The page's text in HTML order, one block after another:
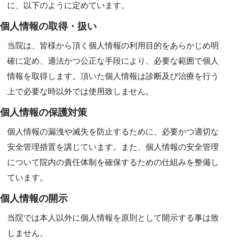
に、以下のように定めています。
個人情報の取得・扱い
当院は、皆様から頂く個人情報の利用目的をあらかじめ明
確に定め、適法かつ公正な手段により、必要な範囲で個人
情報を取得します。頂いた個人情報は診断及び治療を行う
上で必要な時以外では使用致しません。
個人情報の保護対策
個人情報の漏洩や滅失を防止するために、必要かつ適切な
安全管理措置を講じています。また、個人情報の安全管理
について院内の責任体制を確保するための仕組みを整備し
ています。
個人情報の開示
当院では本人以外に個人情報を原則として開示する事は致
しません。